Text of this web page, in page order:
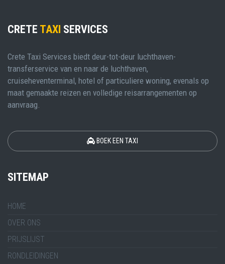
CRETE TAXI SERVICES
Crete Taxi Services biedt deur-tot-deur luchthaven-
transferservice van en naar de luchthaven,
cruiseheventerminal, hotel of particuliere woning, evenals op
maat gemaakte reizen en volledige reisarrangementen op
aanvraag.
BOEK EEN TAXI
SITEMAP
HOME
OVER ONS
PRIJSLIJST
RONDLEIDINGEN